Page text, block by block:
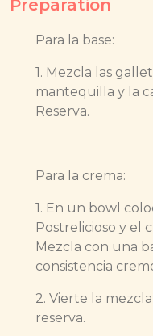
Preparation
Para la base:
1. Mezcla las
mantequilla y la
Reserva.
Para la crema:
1. En un bowl
Postrelicioso y el
Mezcla con una
consistencia
2. Vierte la
reserva.